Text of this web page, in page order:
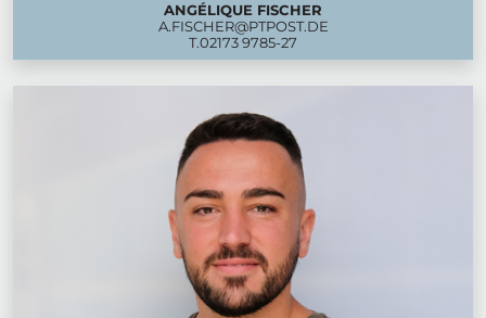
ANGÉLIQUE FISCHER
A.FISCHER@PTPOST.DE
T.02173 9785-27